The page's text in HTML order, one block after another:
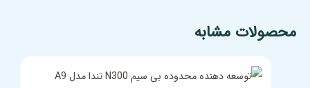
محصولات مشابه